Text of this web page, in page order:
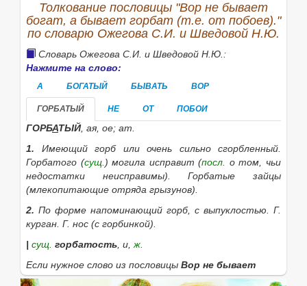
Толкование пословицы "Вор не бывает
богат, а бывает горбат (т.е. от побоев)."
по словарю Ожегова С.И. и Шведовой Н.Ю.
Словарь Ожегова С.И. и Шведовой Н.Ю.:
Нажмите на слово:
А БОГАТЫЙ БЫВАТЬ ВОР
ГОРБАТЫЙ НЕ ОТ ПОБОИ
ГОРБАТЫЙ, ая, ое; ат.
1. Имеющий горб или очень сильно сгорбленный.
Горбатого (сущ.)могила исправит (посл. о том, чьи
недостатки неисправимы).Горбатые зайцы
(млекопитающие отряда грызунов).
2. По форме напоминающий горб, с выпуклостью. Г.
курган. Г. нос (с горбинкой).
| сущ. горбатость, и,ж.
Если нужное слово из пословицы Вор не бывает
богат, а бывает горбат (т.е. от побоев).